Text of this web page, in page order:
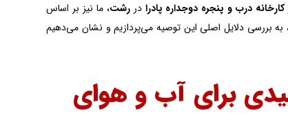
کارخانه درب و پنجره دوجداره پادرا دررشت، ما نیز بر اساس
به بررسی دلایل اصلی این توصیه می‌پردازیم و نشان می‌دهیم
برای آب و هوای